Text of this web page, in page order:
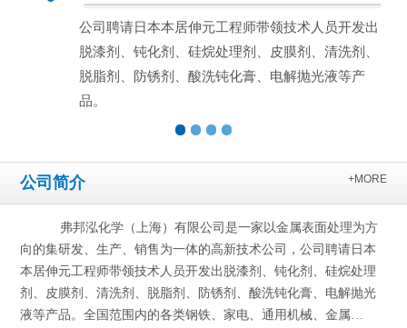
公司聘请日本本居伸元工程师带领技术人员开发出
脱漆剂、钝化剂、硅烷处理剂、皮膜剂、清洗剂、
脱脂剂、防锈剂、酸洗钝化膏、电解抛光液等产
品。
公司简介 +MORE
弗邦泓化学（上海）有限公司是一家以金属表面处理为方
向的集研发、生产、销售为一体的高新技术公司，公司聘请日本
本居伸元工程师带领技术人员开发出脱漆剂、钝化剂、硅烷处理
剂、皮膜剂、清洗剂、脱脂剂、防锈剂、酸洗钝化膏、电解抛光
液等产品。全国范围内的各类钢铁、家电、通用机械、金属